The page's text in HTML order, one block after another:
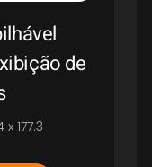
de
177.3